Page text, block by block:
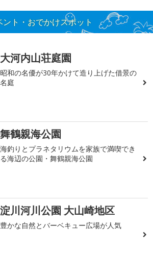
ト・おでかけスポット
大河内山荘庭園
昭和の名優が30年かけて造り上げた借景の
名庭
舞鶴親海公園
海釣りとプラネタリウムを家族で満喫でき
る海辺の公園・舞鶴親海公園
淀川河川公園 大山崎地区
豊かな自然とバーベキュー広場が人気